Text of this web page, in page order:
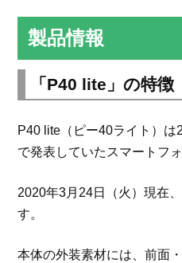
製品情報
「P40 lite」の特徴
P40 lite（ピー40ライト）
で発表していたスマートフォ
2020年3月24日（火）現在
す。
本体の外装素材には、前面